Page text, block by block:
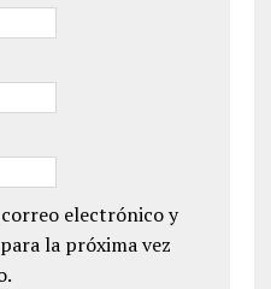
electrónico y
la próxima vez